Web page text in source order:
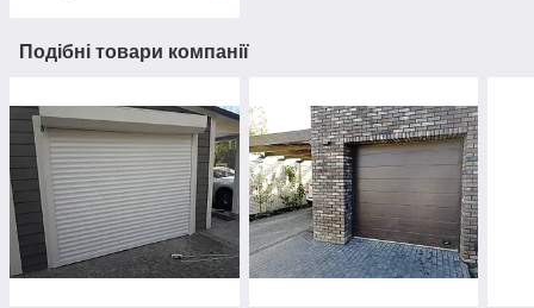
Подібні товари компанії